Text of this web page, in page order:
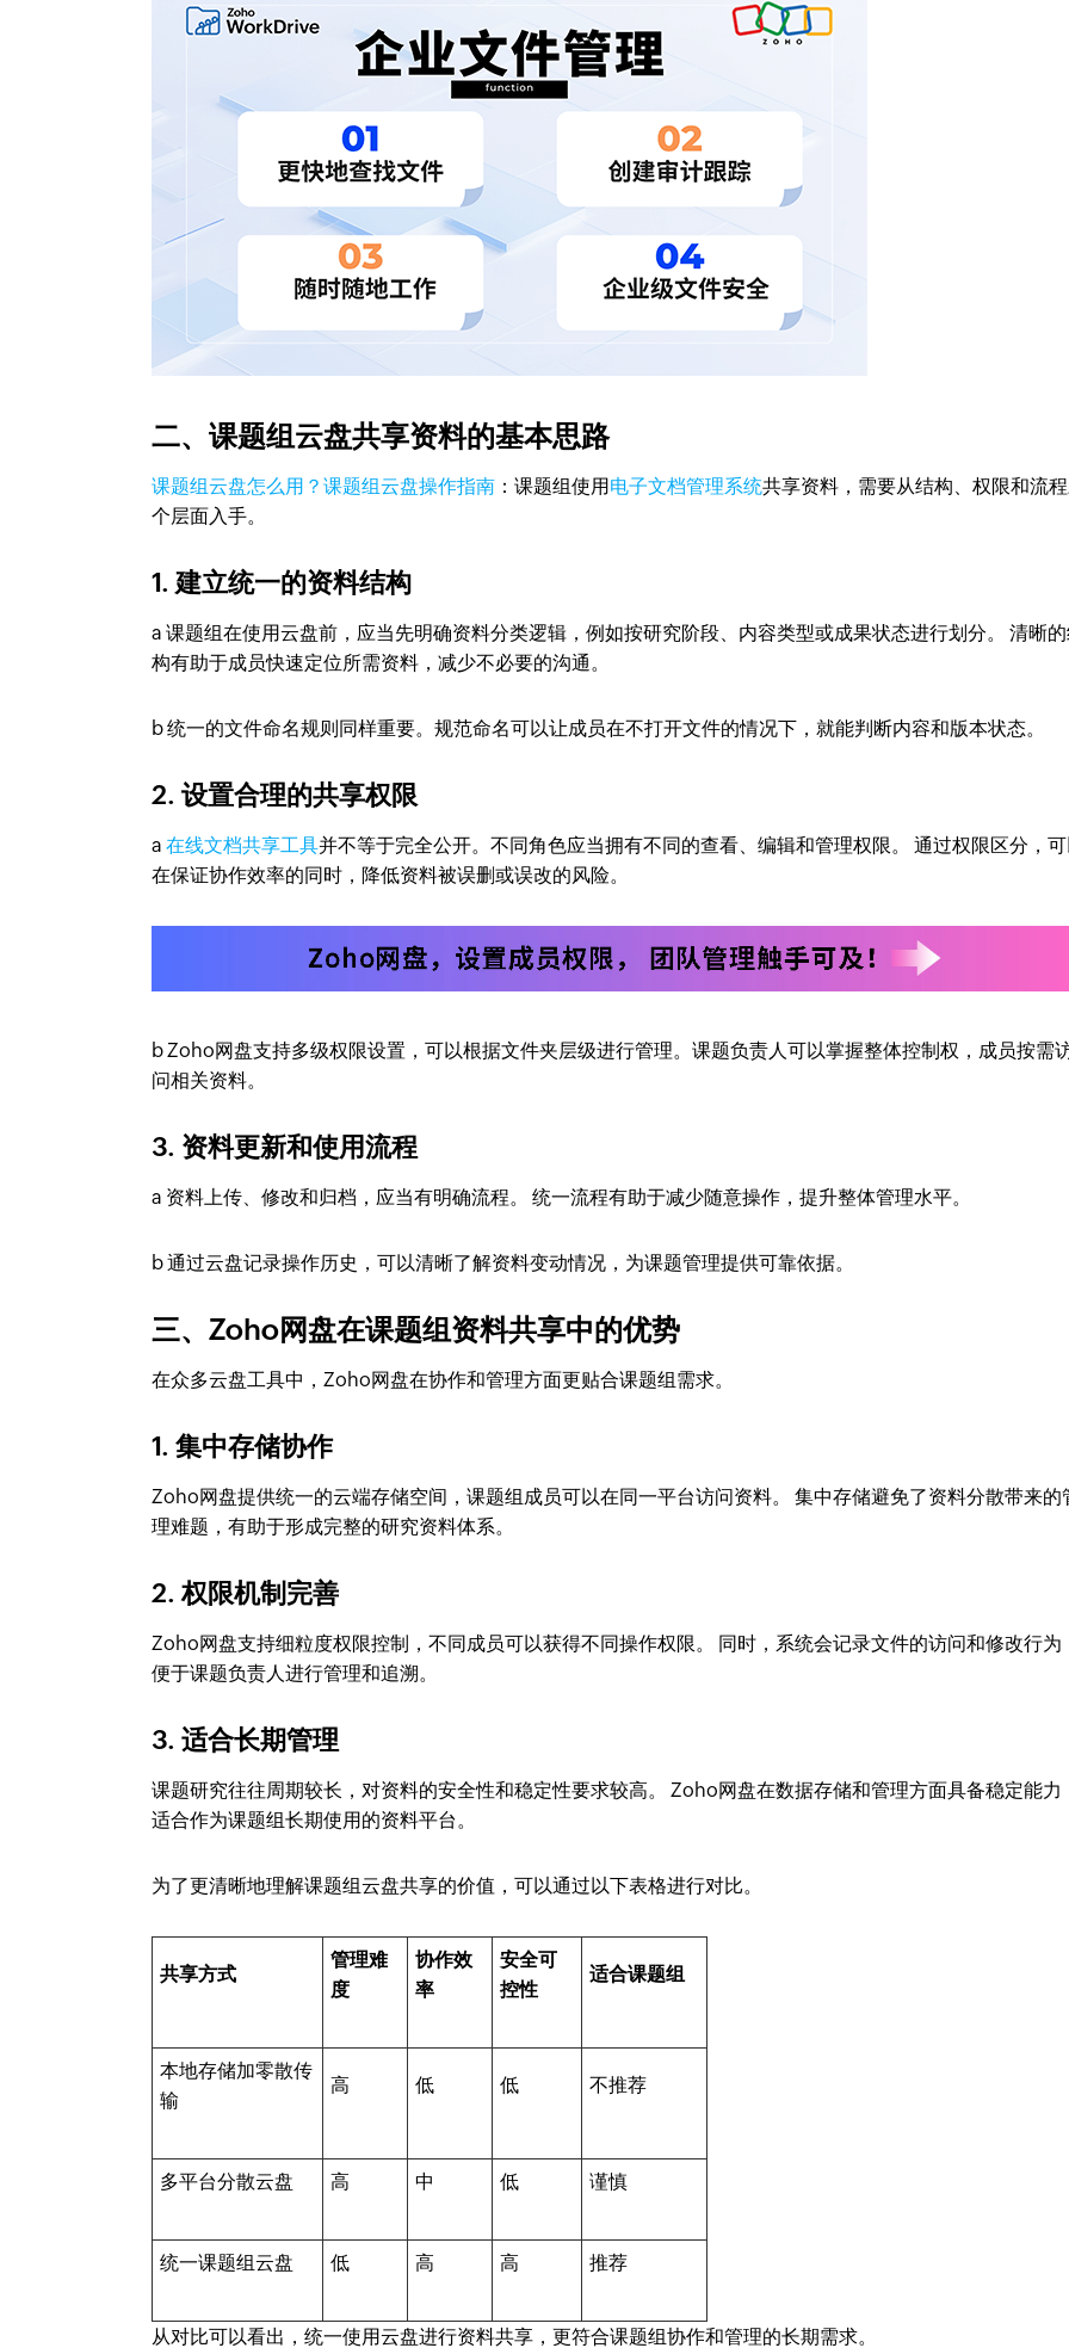
二、课题组云盘共享资料的基本思路
课题组云盘怎么用？课题组云盘操作指南 ：课题组使用电子文档管理系统共享资料，需要从结构、权限和流
个层面入手。
1. 建立统一的资料结构
a 课题组在使用云盘前，应当先明确资料分类逻辑，例如按研究阶段、内容类型或成果状态进行划分。 清晰
构有助于成员快速定位所需资料，减少不必要的沟通。
b 统一的文件命名规则同样重要。规范命名可以让成员在不打开文件的情况下，就能判断内容和版本状态。
2. 设置合理的共享权限
a在线文档共享工具并不等于完全公开。不同角色应当拥有不同的查看、编辑和管理权限。 通过权限区分，
在保证协作效率的同时，降低资料被误删或误改的风险。
b Zoho网盘支持多级权限设置，可以根据文件夹层级进行管理。课题负责人可以掌握整体控制权，成员按需
问相关资料。
3. 资料更新和使用流程
a 资料上传、修改和归档，应当有明确流程。 统一流程有助于减少随意操作，提升整体管理水平。
b 通过云盘记录操作历史，可以清晰了解资料变动情况，为课题管理提供可靠依据。
三、Zoho网盘在课题组资料共享中的优势
在众多云盘工具中，Zoho网盘在协作和管理方面更贴合课题组需求。
1. 集中存储协作
Zoho网盘提供统一的云端存储空间，课题组成员可以在同一平台访问资料。 集中存储避免了资料分散带来的
理难题，有助于形成完整的研究资料体系。
2. 权限机制完善
Zoho网盘支持细粒度权限控制，不同成员可以获得不同操作权限。 同时，系统会记录文件的访问和修改行为
便于课题负责人进行管理和追溯。
3. 适合长期管理
课题研究往往周期较长，对资料的安全性和稳定性要求较高。 Zoho网盘在数据存储和管理方面具备稳定能力
适合作为课题组长期使用的资料平台。
为了更清晰地理解课题组云盘共享的价值，可以通过以下表格进行对比。
共享方式
管理难
度
协作效
率
安全可
控性
适合课题组
本地存储加零散传
输
高 低 低 不推荐
多平台分散云盘 高 中 低 谨慎
统一课题组云盘 低 高 高 推荐
从对比可以看出，统一使用云盘进行资料共享，更符合课题组协作和管理的长期需求。